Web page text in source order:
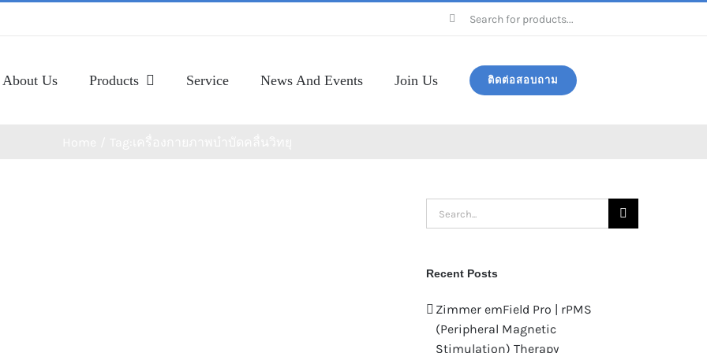
Search
About Us Products Service News And Events Join Us ติดต่อสอบถาม
Search
for:
Recent Posts
Zimmer emField Pro | rPMS
(Peripheral Magnetic
Stimulation) Therapy